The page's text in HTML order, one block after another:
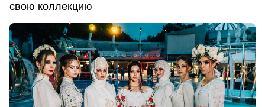
свою коллекцию